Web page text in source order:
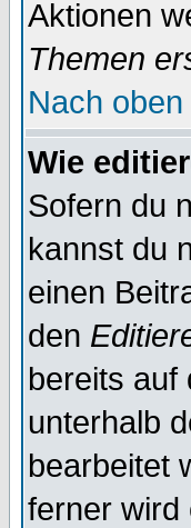
Aktionen
Themen
Nach oben
Wie
Sofern du
kannst du
einen
den
bereits auf
unterhalb
bearbeitet
ferner wird